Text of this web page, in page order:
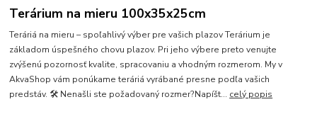
Terárium na mieru 100x35x25cm
Teráriá na mieru – spoľahlivý výber pre vašich plazov Terárium je
základom úspešného chovu plazov. Pri jeho výbere preto venujte
zvýšenú pozornosť kvalite, spracovaniu a vhodným rozmerom. My v
AkvaShop vám ponúkame teráriá vyrábané presne podľa vašich
predstáv. 🛠 Nenašli ste požadovaný rozmer?Napíšt... celý popis